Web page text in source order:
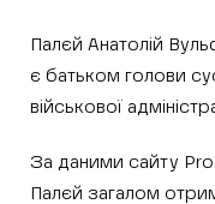
Палєй Анатолій
є батьком голови
військової
За даними сайту
Палєй загалом